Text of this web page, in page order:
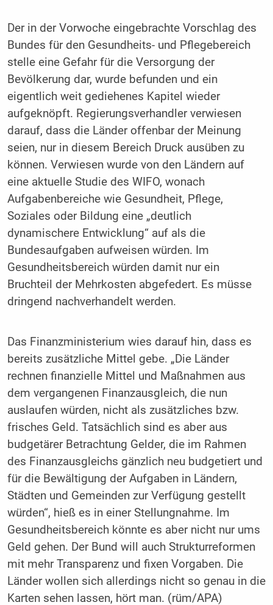
Der in der Vorwoche eingebrachte Vorschlag des
Bundes für den Gesundheits- und Pflegebereich
stelle eine Gefahr für die Versorgung der
Bevölkerung dar, wurde befunden und ein
eigentlich weit gediehenes Kapitel wieder
aufgeknöpft. Regierungsverhandler verwiesen
darauf, dass die Länder offenbar der Meinung
seien, nur in diesem Bereich Druck ausüben zu
können. Verwiesen wurde von den Ländern auf
eine aktuelle Studie des WIFO, wonach
Aufgabenbereiche wie Gesundheit, Pflege,
Soziales oder Bildung eine „deutlich
dynamischere Entwicklung“ auf als die
Bundesaufgaben aufweisen würden. Im
Gesundheitsbereich würden damit nur ein
Bruchteil der Mehrkosten abgefedert. Es müsse
dringend nachverhandelt werden.
Das Finanzministerium wies darauf hin, dass es
bereits zusätzliche Mittel gebe. „Die Länder
rechnen finanzielle Mittel und Maßnahmen aus
dem vergangenen Finanzausgleich, die nun
auslaufen würden, nicht als zusätzliches bzw.
frisches Geld. Tatsächlich sind es aber aus
budgetärer Betrachtung Gelder, die im Rahmen
des Finanzausgleichs gänzlich neu budgetiert und
für die Bewältigung der Aufgaben in Ländern,
Städten und Gemeinden zur Verfügung gestellt
würden“, hieß es in einer Stellungnahme. Im
Gesundheitsbereich könnte es aber nicht nur ums
Geld gehen. Der Bund will auch Strukturreformen
mit mehr Transparenz und fixen Vorgaben. Die
Länder wollen sich allerdings nicht so genau in die
Karten sehen lassen, hört man. (rüm/APA)